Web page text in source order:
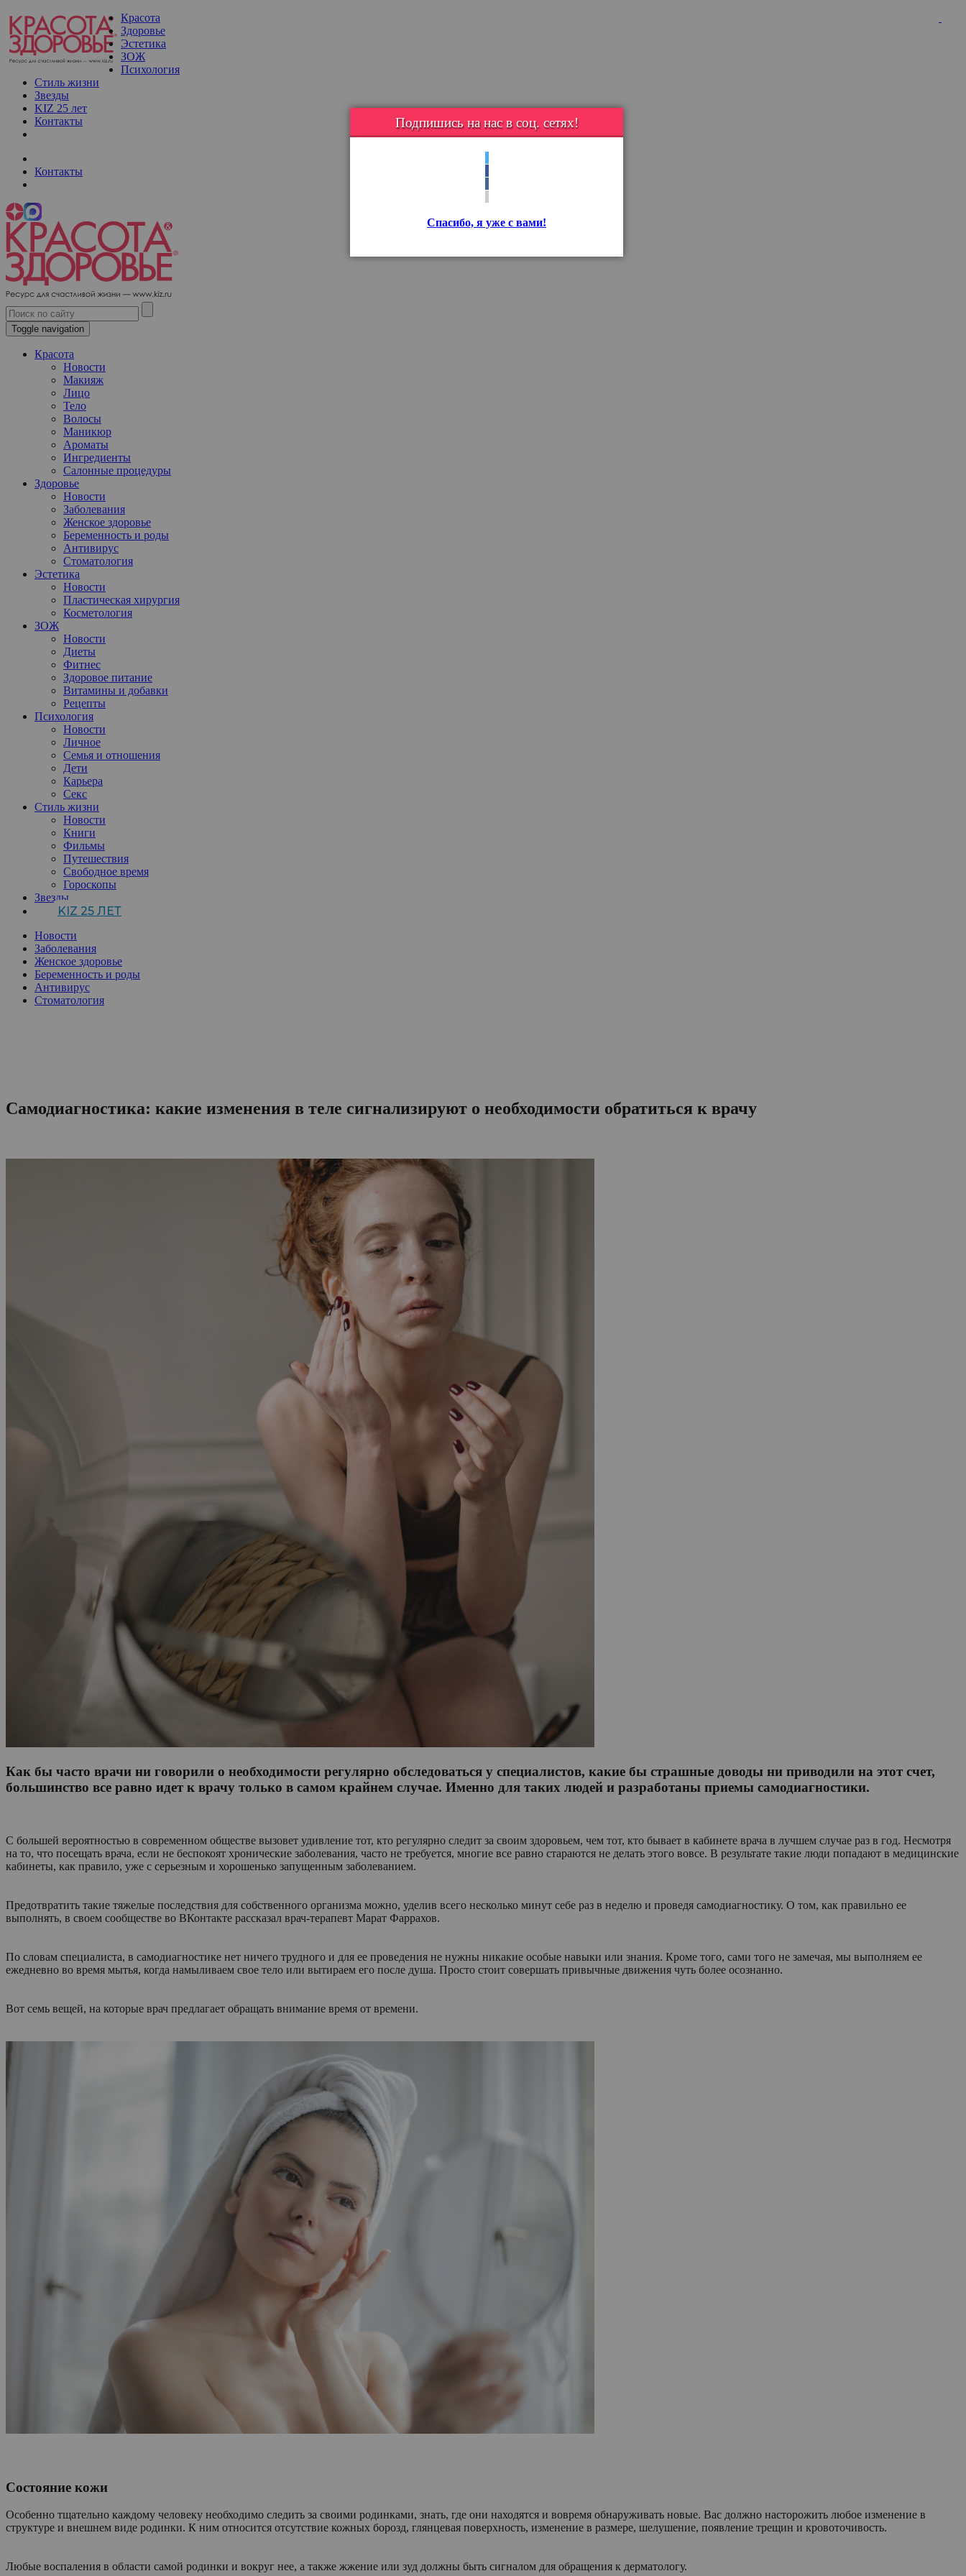
Красота
Здоровье
Эстетика
ЗОЖ
Психология
Стиль жизни
Звезды
KIZ 25 лет
Контакты
Контакты
Toggle navigation
Красота
Новости
Макияж
Лицо
Тело
Волосы
Маникюр
Ароматы
Ингредиенты
Салонные процедуры
Здоровье
Новости
Заболевания
Женское здоровье
Беременность и роды
Антивирус
Стоматология
Эстетика
Новости
Пластическая хирургия
Косметология
ЗОЖ
Новости
Диеты
Фитнес
Здоровое питание
Витамины и добавки
Рецепты
Психология
Новости
Личное
Семья и отношения
Дети
Карьера
Секс
Стиль жизни
Новости
Книги
Фильмы
Путешествия
Свободное время
Гороскопы
Звезды
KIZ 25 ЛЕТ
Новости
Заболевания
Женское здоровье
Беременность и роды
Антивирус
Стоматология
Подпишись на нас в соц. сетях!
Спасибо, я уже с вами!
Самодиагностика: какие изменения в теле сигнализируют о необходимости обратиться к врачу
Как бы часто врачи ни говорили о необходимости регулярно обследоваться у специалистов, какие бы страшные доводы ни приводили на этот счет,
большинство все равно идет к врачу только в самом крайнем случае. Именно для таких людей и разработаны приемы самодиагностики.
С большей вероятностью в современном обществе вызовет удивление тот, кто регулярно следит за своим здоровьем, чем тот, кто бывает в кабинете врача в лучшем случае раз в год. Несмотря
на то, что посещать врача, если не беспокоят хронические заболевания, часто не требуется, многие все равно стараются не делать этого вовсе. В результате такие люди попадают в медицинские
кабинеты, как правило, уже с серьезным и хорошенько запущенным заболеванием.
Предотвратить такие тяжелые последствия для собственного организма можно, уделив всего несколько минут себе раз в неделю и проведя самодиагностику. О том, как правильно ее
выполнять, в своем сообществе во ВКонтакте рассказал врач-терапевт Марат Фаррахов.
По словам специалиста, в самодиагностике нет ничего трудного и для ее проведения не нужны никакие особые навыки или знания. Кроме того, сами того не замечая, мы выполняем ее
ежедневно во время мытья, когда намыливаем свое тело или вытираем его после душа. Просто стоит совершать привычные движения чуть более осознанно.
Вот семь вещей, на которые врач предлагает обращать внимание время от времени.
Состояние кожи
Особенно тщательно каждому человеку необходимо следить за своими родинками, знать, где они находятся и вовремя обнаруживать новые. Вас должно насторожить любое изменение в
структуре и внешнем виде родинки. К ним относится отсутствие кожных борозд, глянцевая поверхность, изменение в размере, шелушение, появление трещин и кровоточивость.
Любые воспаления в области самой родинки и вокруг нее, а также жжение или зуд должны быть сигналом для обращения к дерматологу.